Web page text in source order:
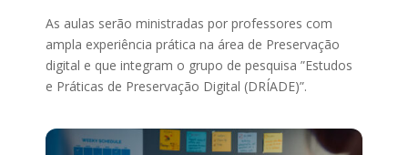
As aulas serão ministradas por professores com
ampla experiência prática na área de Preservação
digital e que integram o grupo de pesquisa ”Estudos
e Práticas de Preservação Digital (DRÍADE)”.